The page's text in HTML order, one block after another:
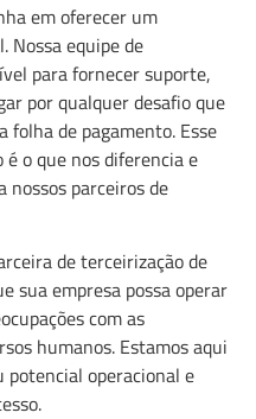
em oferecer um
Nossa equipe de
para fornecer suporte,
por qualquer desafio que
folha de pagamento. Esse
o que nos diferencia e
nossos parceiros de
de terceirização de
sua empresa possa operar
com as
humanos. Estamos aqui
potencial operacional e